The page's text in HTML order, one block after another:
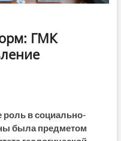
ГМК
роль в социально-
была предметом